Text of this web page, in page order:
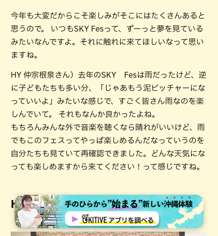
今年も大変だからこそ楽しみがそこにはたくさんあると
思うので。 いつもSKY Fesって、ずーっと夢を見ている
みたいなんですよ。それに触れに来てほしいなって思い
ますね。
HY 仲宗根泉さん）去年のSKY Fesは雨だったけど、逆
に子どもたちも多い分、「じゃあもう泥ビッチャーにな
っていいよ」みたいな感じで、すごく皆さん雨なのを楽
しんでいて。 それもなんか良かったよね。
もちろんみんな外で音楽を聴くなら晴れがいいけど、雨
でもこのフェスってやっぱ楽しめるんだなっていうのを
自分たちも見ていて再確認できました。どんな天気にな
っても楽しめますから来てください！って感じですね。
HYメンバーからのメッセージ